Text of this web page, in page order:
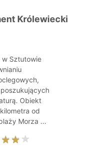
Królewiecki
w Sztutowie
Obiekt
od
Morza ...